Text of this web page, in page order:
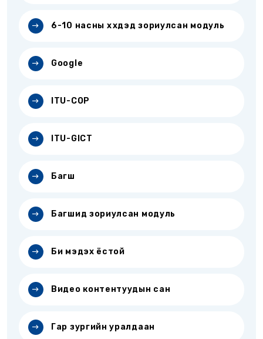
6-10 насны хүүхдэд зориулсан модуль
Google
ITU-COP
ITU-GICT
Багш
Багшид зориулсан модуль
Би мэдэх ёстой
Видео контентуудын сан
Гар зургийн уралдаан